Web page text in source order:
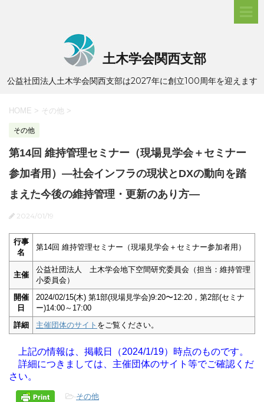
土木学会関西支部
公益社団法人土木学会関西支部は2027年に創立100周年を迎えます
HOME > その他 >
その他
第14回 維持管理セミナー（現場見学会＋セミナー
参加者用）―社会インフラの現状とDXの動向を踏
まえた今後の維持管理・更新のあり方―
2024/01/19
行事
名
第14回 維持管理セミナー（現場見学会＋セミナー参加者用）
主催
公益社団法人 土木学会地下空間研究委員会（担当：維持管理
小委員会）
開催
日
2024/02/15(木) 第1部(現場見学会)9:20〜12:20，第2部(セミナ
ー)14:00～17:00
詳細
主催団体のサイト をご覧ください。
上記の情報は、掲載日（2024/1/19）時点のものです。
詳細につきましては、主催団体のサイト等でご確認くだ
さい。
-その他